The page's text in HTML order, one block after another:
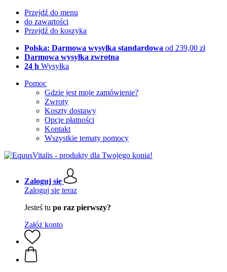
Przejdź do menu
do zawartości
Przejdź do koszyka
Polska: Darmowa wysyłka standardowa od 239,00 zł
Darmowa wysyłka zwrotna
24 h Wysyłka
Pomoc
Gdzie jest moje zamówienie?
Zwroty
Koszty dostawy
Opcje płatności
Kontakt
Wszystkie tematy pomocy
Zaloguj się
Zaloguj się teraz
Jesteś tu po raz pierwszy?
Załóż konto